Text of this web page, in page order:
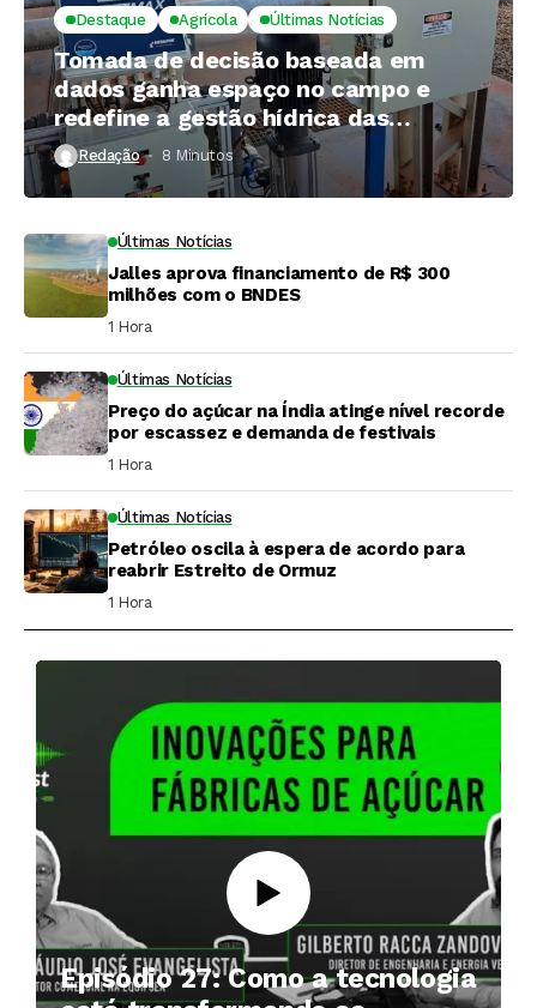
Destaque Agrícola Últimas Notícias
Tomada de decisão baseada em
dados ganha espaço no campo e
redefine a gestão hídrica das
propriedades rurais
Redação 8 Minutos ⁮
Últimas Notícias
Jalles aprova financiamento de R$ 300
milhões com o BNDES
1 Hora ⁮
Últimas Notícias
Preço do açúcar na Índia atinge nível recorde
por escassez e demanda de festivais
1 Hora ⁮
Últimas Notícias
Petróleo oscila à espera de acordo para
reabrir Estreito de Ormuz
1 Hora ⁮
Episódio 27: Como a tecnologia